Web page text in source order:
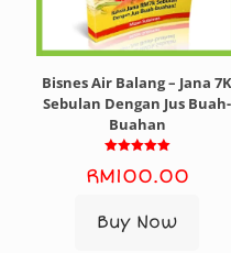
Bisnes Air Balang – Jana 7K
Sebulan Dengan Jus Buah-
Buahan
5.00
out of 5
RM100.00
Buy Now